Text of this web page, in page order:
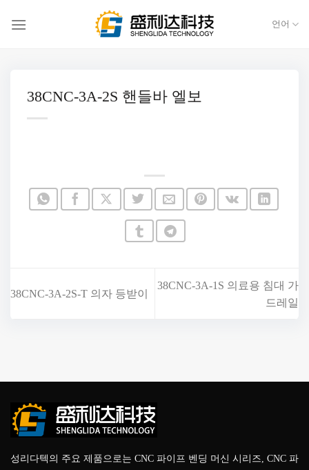
언어
38CNC-3A-2S 핸들바 엘보
38CNC-3A-2S-T 의자 등받이
38CNC-3A-1S 의료용 침대 가
드레일
성리다텍의 주요 제품으로는 CNC 파이프 벤딩 머신 시리즈, CNC 파